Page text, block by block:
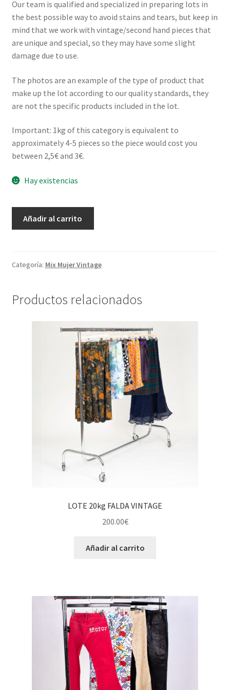
Our team is qualified and specialized in preparing lots in
the best possible way to avoid stains and tears, but keep in
mind that we work with vintage/second hand pieces that
are unique and special, so they may have some slight
damage due to use.
The photos are an example of the type of product that
make up the lot according to our quality standards, they
are not the specific products included in the lot.
Important: 1kg of this category is equivalent to
approximately 4-5 pieces so the piece would cost you
between 2,5€ and 3€.
Hay existencias
cantidad
Añadir al carrito
Categoría: Mix Mujer Vintage
Productos relacionados
LOTE 20kg FALDA VINTAGE
200.00€
Añadir al carrito